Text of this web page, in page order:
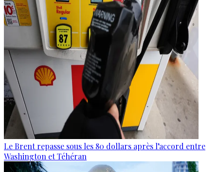
Le Brent repasse sous les 80 dollars après l’accord entre
Washington et Téhéran